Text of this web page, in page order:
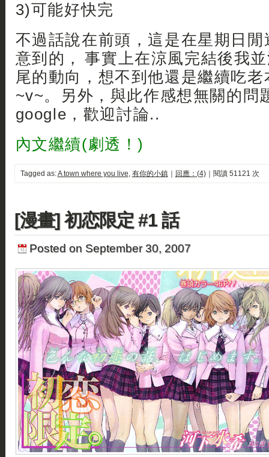
3)可能好快完
不過話說在前頭，這是在星期日
意到的， 事實上在涼風完結後我
尾的動向，想不到他還是繼續吃
~v~。另外，與此作感想無關的問
google，歡迎討論..
內文繼續(劇透！)
Tagged as:A town where you live, 有你的小鎮｜ 回應：(4)｜閱讀 51121 次
[漫畫] 初恋限定 #1 話
Posted on September 30, 2007